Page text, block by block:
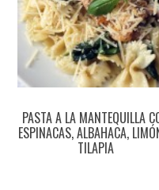
PASTA A LA MANTEQUILLA
ESPINACAS, ALBAHACA,
TILAPIA